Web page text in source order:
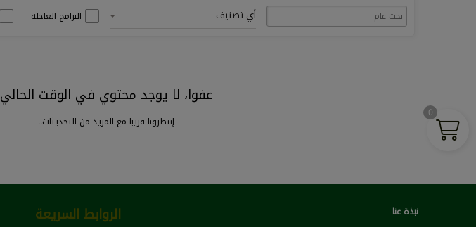
أي تصنيف البرامج العاجلة
عفوا، لا يوجد محتوي في الوقت الحالي
إنتظرونا قريبا مع المزيد من التحديثات..
نبذة عنا الروابط السريعة
0